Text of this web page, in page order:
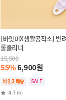
[바잇미X생활공작소] 반
롤클리너
15,500
55%6,900원
바잇미배송
SALE
4.7 (6)